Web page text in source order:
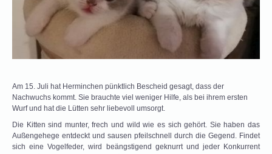
Am 15. Juli hat Herminchen pünktlich Bescheid gesagt, dass der
Nachwuchs kommt. Sie brauchte viel weniger Hilfe, als bei ihrem ersten
Wurf und hat die Lütten sehr liebevoll umsorgt.
Die Kitten sind munter, frech und wild wie es sich gehört. Sie haben das
Außengehege entdeckt und sausen pfeilschnell durch die Gegend. Findet
sich eine Vogelfeder, wird beängstigend geknurrt und jeder Konkurrent